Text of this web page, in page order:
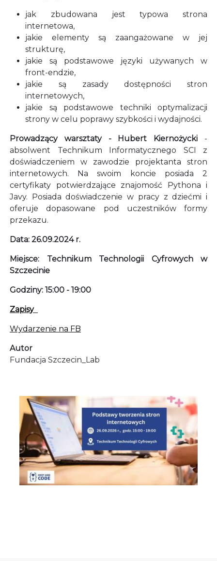
jak zbudowana jest typowa strona
internetowa,
jakie elementy są zaangażowane w jej
strukturę,
jakie są podstawowe języki używanych w
front-endzie,
jakie są zasady dostępności stron
internetowych,
jakie są podstawowe techniki optymalizacji
strony w celu poprawy szybkości i wydajności.
Prowadzący warsztaty - Hubert Kiernożycki -
absolwent Technikum Informatycznego SCI z
doświadczeniem w zawodzie projektanta stron
internetowych. Na swoim koncie posiada 2
certyfikaty potwierdzające znajomość Pythona i
Javy. Posiada doświadczenie w pracy z dziećmi i
oferuje dopasowane pod uczestników formy
przekazu.
Data: 26.09.2024 r.
Miejsce: Technikum Technologii Cyfrowych w
Szczecinie
Godziny: 15:00 - 19:00
Zapisy
Wydarzenie na FB
Autor
Fundacja Szczecin_Lab